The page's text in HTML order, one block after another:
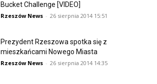
Bucket Challenge [VIDEO]
Rzeszów News - 26 sierpnia 2014 15:51
Prezydent Rzeszowa spotka się z
mieszkańcami Nowego Miasta
Rzeszów News - 26 sierpnia 2014 14:35